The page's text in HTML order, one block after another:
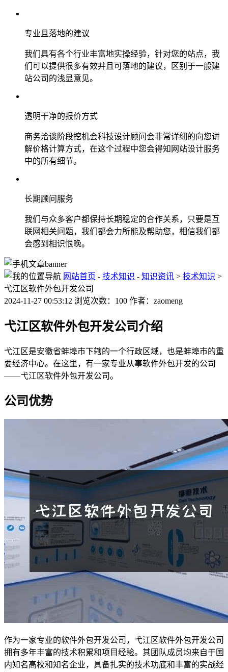
专业且落地的建议
我们具有各个行业丰富地实操经验，针对您的站点，我
们可以提供很多有效并且可落地的建议，区别于一般建
站公司的浅显意见。
透明干净的报价方式
商务洽谈阶段挖机会科技设计顾问会非常详细的向您讲
解价格计算方式，在这个过程中您会得知网站设计服务
中的所有细节。
长期顾问服务
我们与众多客户都保持长期稳定的合作关系，只要是互
联网相关问题，我们都会力所能及帮助您，相信我们都
会感到相识恨晚。
网站首页 - 技术知识 - 知识资讯 > 技术知识 >
弋江区软件外包开发公司
2024-11-27 00:53:12 浏览次数：100 作者：zaomeng
弋江区软件外包开发公司介绍
弋江区是安徽省蚌埠市下辖的一个行政区域，也是蚌埠市的重
要经济中心。在这里，有一家专业从事软件外包开发的公司
——弋江区软件外包开发公司。
公司优势
作为一家专业的软件外包开发公司，弋江区软件外包开发公司
拥有多年丰富的技术积累和项目经验。其团队成员均来自于国
内知名高校和知名企业，具备扎实的技术功底和丰富的实战经